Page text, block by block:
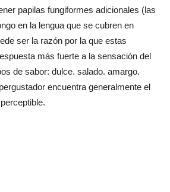
papilas fungiformes adicionales (las
en la lengua que se cubren en
ser la razón por la que estas
más fuerte a la sensación del
de sabor: dulce. salado. amargo.
encuentra generalmente el